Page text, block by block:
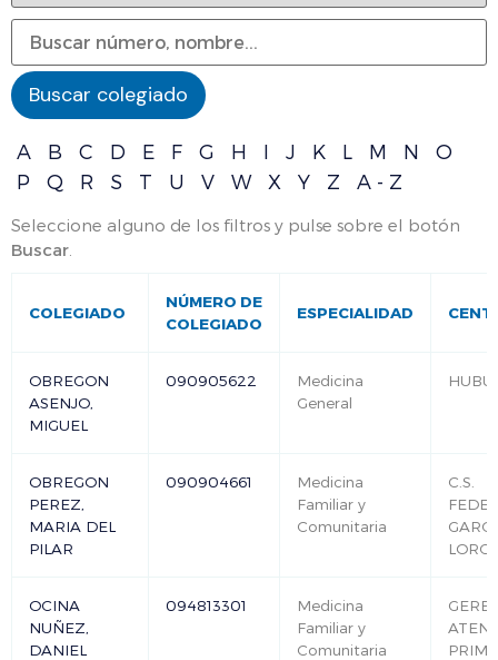
A B C D E F G H I J K L M N
O
P
Q R S T U V W X Y Z A - Z
Seleccione alguno de los filtros y pulse sobre el botón
Buscar
COLEGIADO
NÚMERO DE
COLEGIADO
ESPECIALIDAD
OBREGON
ASENJO,
MIGUEL
090905622
Medicina
General
HUBU
OBREGON
PEREZ,
MARIA DEL
PILAR
090904661
Medicina
Familiar y
Comunitaria
C.S.
OCINA
NUÑEZ,
DANIEL
094813301
Medicina
Familiar y
Comunitaria